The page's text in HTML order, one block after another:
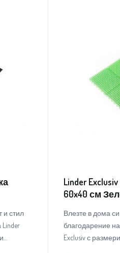
и стил
Linder
60x40 см
Влезте в дома
благодарение
Exclusiv с